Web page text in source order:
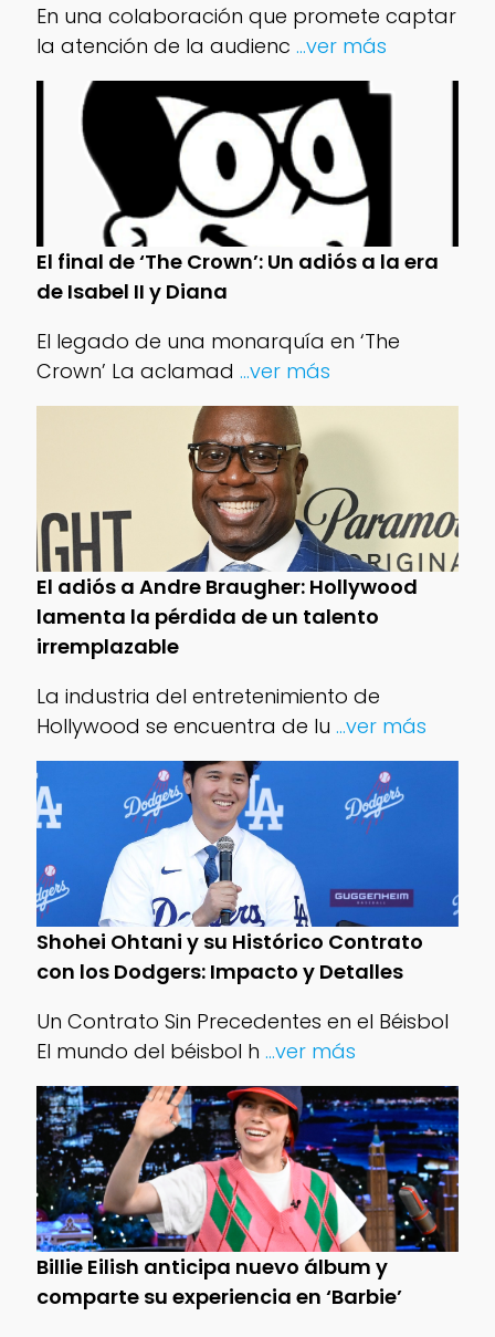
En una colaboración que promete captar
la atención de la audienc ...ver más
El final de ‘The Crown’: Un adiós a la era
de Isabel II y Diana
El legado de una monarquía en ‘The
Crown’ La aclamad ...ver más
El adiós a Andre Braugher: Hollywood
lamenta la pérdida de un talento
irremplazable
La industria del entretenimiento de
Hollywood se encuentra de lu ...ver más
Shohei Ohtani y su Histórico Contrato
con los Dodgers: Impacto y Detalles
Un Contrato Sin Precedentes en el Béisbol
El mundo del béisbol h ...ver más
Billie Eilish anticipa nuevo álbum y
comparte su experiencia en ‘Barbie’